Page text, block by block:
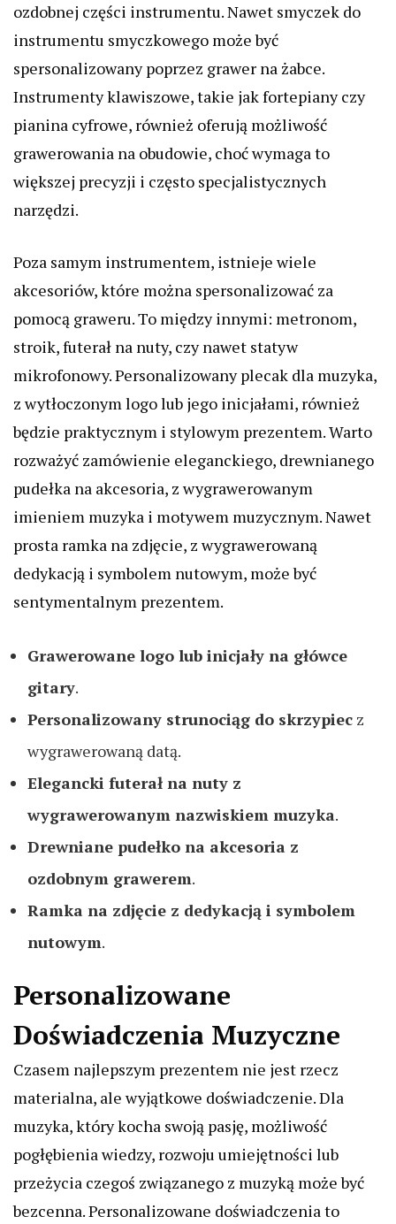
ozdobnej części instrumentu. Nawet smyczek do
instrumentu smyczkowego może być
spersonalizowany poprzez grawer na żabce.
Instrumenty klawiszowe, takie jak fortepiany czy
pianina cyfrowe, również oferują możliwość
grawerowania na obudowie, choć wymaga to
większej precyzji i często specjalistycznych
narzędzi.
Poza samym instrumentem, istnieje wiele
akcesoriów, które można spersonalizować za
pomocą graweru. To między innymi: metronom,
stroik, futerał na nuty, czy nawet statyw
mikrofonowy. Personalizowany plecak dla muzyka,
z wytłoczonym logo lub jego inicjałami, również
będzie praktycznym i stylowym prezentem. Warto
rozważyć zamówienie eleganckiego, drewnianego
pudełka na akcesoria, z wygrawerowanym
imieniem muzyka i motywem muzycznym. Nawet
prosta ramka na zdjęcie, z wygrawerowaną
dedykacją i symbolem nutowym, może być
sentymentalnym prezentem.
Grawerowane logo lub inicjały na główce
gitary.
Personalizowany strunociąg do skrzypiec z
wygrawerowaną datą.
Elegancki futerał na nuty z
wygrawerowanym nazwiskiem muzyka.
Drewniane pudełko na akcesoria z
ozdobnym grawerem.
Ramka na zdjęcie z dedykacją i symbolem
nutowym.
Personalizowane
Doświadczenia Muzyczne
Czasem najlepszym prezentem nie jest rzecz
materialna, ale wyjątkowe doświadczenie. Dla
muzyka, który kocha swoją pasję, możliwość
pogłębienia wiedzy, rozwoju umiejętności lub
przeżycia czegoś związanego z muzyką może być
bezcenna. Personalizowane doświadczenia to